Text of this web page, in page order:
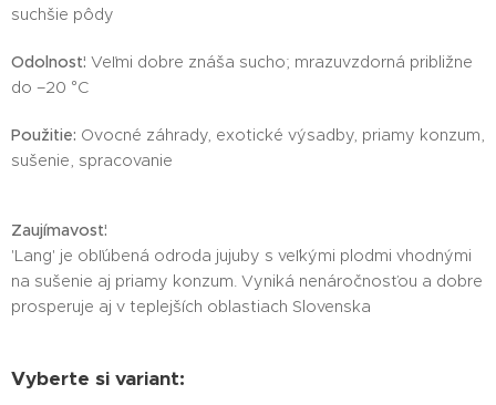
suchšie pôdy
Odolnosť: Veľmi dobre znáša sucho; mrazuvzdorná približne
do –20 °C
Použitie: Ovocné záhrady, exotické výsadby, priamy konzum,
sušenie, spracovanie
Zaujímavosť:
'Lang' je obľúbená odroda jujuby s veľkými plodmi vhodnými
na sušenie aj priamy konzum. Vyniká nenáročnosťou a dobre
prosperuje aj v teplejších oblastiach Slovenska
Vyberte si variant: